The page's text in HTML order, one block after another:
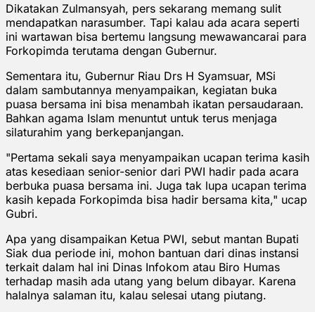
Dikatakan Zulmansyah, pers sekarang memang sulit
mendapatkan narasumber. Tapi kalau ada acara seperti
ini wartawan bisa bertemu langsung mewawancarai para
Forkopimda terutama dengan Gubernur.
Sementara itu, Gubernur Riau Drs H Syamsuar, MSi
dalam sambutannya menyampaikan, kegiatan buka
puasa bersama ini bisa menambah ikatan persaudaraan.
Bahkan agama Islam menuntut untuk terus menjaga
silaturahim yang berkepanjangan.
"Pertama sekali saya menyampaikan ucapan terima kasih
atas kesediaan senior-senior dari PWI hadir pada acara
berbuka puasa bersama ini. Juga tak lupa ucapan terima
kasih kepada Forkopimda bisa hadir bersama kita," ucap
Gubri.
Apa yang disampaikan Ketua PWI, sebut mantan Bupati
Siak dua periode ini, mohon bantuan dari dinas instansi
terkait dalam hal ini Dinas Infokom atau Biro Humas
terhadap masih ada utang yang belum dibayar. Karena
halalnya salaman itu, kalau selesai utang piutang.